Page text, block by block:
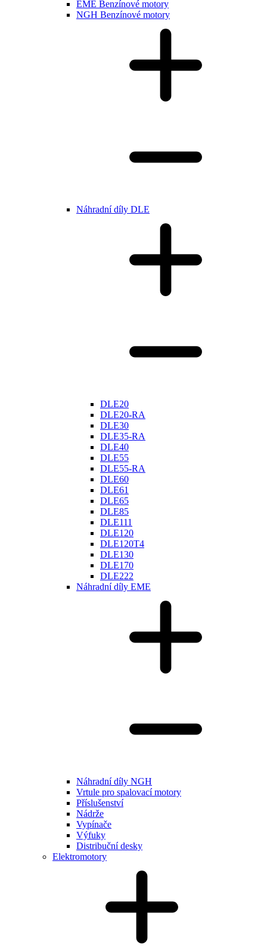
EME Benzínové motory
NGH Benzínové motory
Náhradní díly DLE
DLE20
DLE20-RA
DLE30
DLE35-RA
DLE40
DLE55
DLE55-RA
DLE60
DLE61
DLE65
DLE85
DLE111
DLE120
DLE120T4
DLE130
DLE170
DLE222
Náhradní díly EME
Náhradní díly NGH
Vrtule pro spalovací motory
Příslušenství
Nádrže
Vypínače
Výfuky
Distribuční desky
Elektromotory